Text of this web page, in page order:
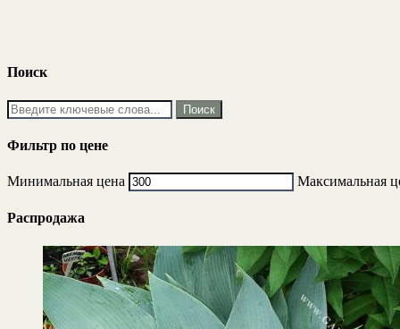
Поиск
Фильтр по цене
Минимальная цена Максимальная
Распродажа